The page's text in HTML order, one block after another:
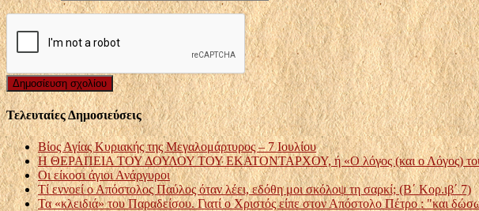
Τελευταίες Δημοσιεύσεις
Βίος Αγίας Κυριακής της Μεγαλομάρτυρος – 7 Ιουλίου
Η ΘΕΡΑΠΕΙΑ ΤΟΥ ΔΟΥΛΟΥ ΤΟΥ ΕΚΑΤΟΝΤΑΡΧΟΥ, ή «Ο λόγος (και ο Λόγος) του
Οι είκοσι άγιοι Ανάργυροι
Τί εννοεί ο Απόστολος Παύλος όταν λέει, εδόθη μοι σκόλοψ τη σαρκί; (Β΄ Κορ.ιβ΄ 7)
Τα «κλειδιά» του Παραδείσου. Γιατί ο Χριστός είπε στον Απόστολο Πέτρο : "και